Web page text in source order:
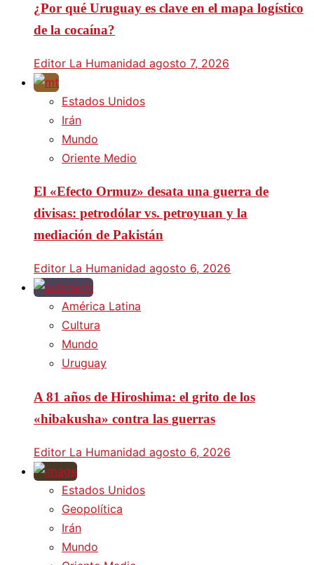
¿Por qué Uruguay es clave en el mapa logístico
de la cocaína?
Editor La Humanidad agosto 7, 2026
Estados Unidos
Irán
Mundo
Oriente Medio
El «Efecto Ormuz» desata una guerra de
divisas: petrodólar vs. petroyuan y la
mediación de Pakistán
Editor La Humanidad agosto 6, 2026
América Latina
Cultura
Mundo
Uruguay
A 81 años de Hiroshima: el grito de los
«hibakusha» contra las guerras
Editor La Humanidad agosto 6, 2026
Estados Unidos
Geopolítica
Irán
Mundo